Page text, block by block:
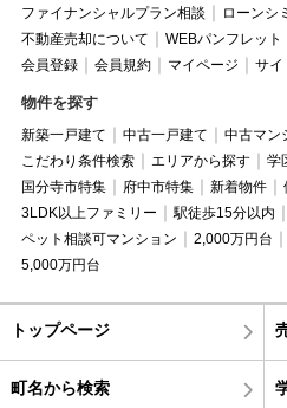
ファイナンシャルプラン相談
ローンシ
不動産売却について
WEBパンフレット
会員登録
会員規約 マイページ サイ
物件を探す
新築一戸建て 中古一戸建て 中古マン
こだわり条件検索
エリアから探す 学
国分寺市特集
府中市特集 新着物件
3LDK以上ファミリー
駅徒歩15分以内
ペット相談可マンション
2,000万円台
5,000万円台
トップページ
町名から検索